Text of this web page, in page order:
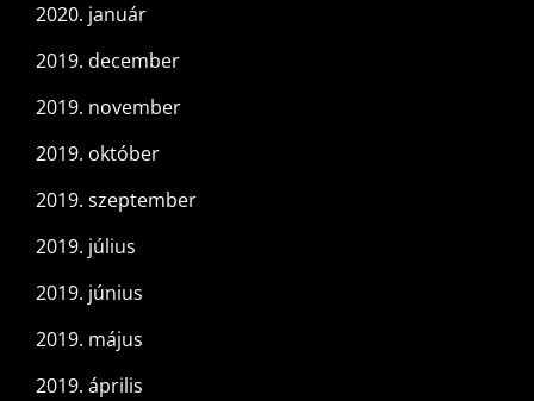
2020. január
2019. december
2019. november
2019. október
2019. szeptember
2019. július
2019. június
2019. május
2019. április